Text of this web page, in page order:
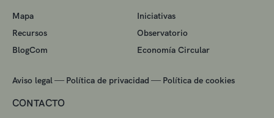
Mapa
Iniciativas
Recursos
Observatorio
BlogCom
Economía Circular
Aviso legal — Política de privacidad — Política de cookies
CONTACTO